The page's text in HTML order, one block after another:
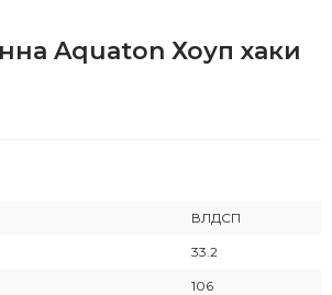
Aquaton Хоуп хаки
ВЛДСП
33.2
106